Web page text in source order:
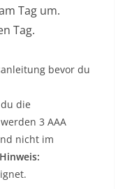
Tag um.
Tag.
bevor du
die
3 AAA
nicht im